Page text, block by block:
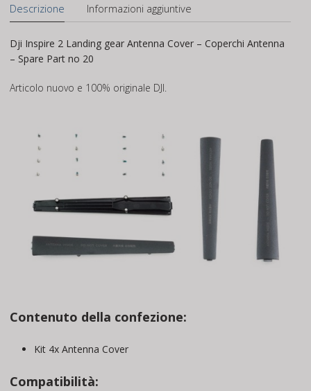
Descrizione Informazioni aggiuntive
Dji Inspire 2 Landing gear Antenna Cover – Coperchi Antenna
– Spare Part no 20
Articolo nuovo e 100% originale DJI.
Contenuto della confezione:
Kit 4x Antenna Cover
Compatibilità: